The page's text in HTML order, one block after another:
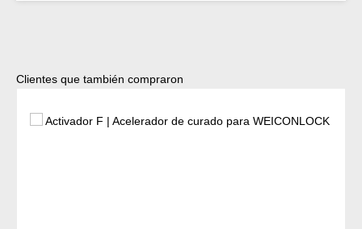
Omitir la galería de productos
Clientes que también compraron